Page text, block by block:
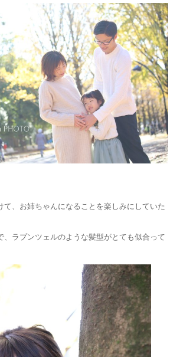
て、お姉ちゃんになることを楽しみにしていた
、ラプンツェルのような髪型がとても似合って